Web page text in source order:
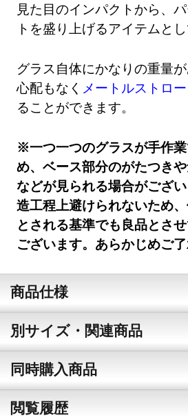
見た目のインパクトから、
トを盛り上げるアイテムとし
グラス自体にかなりの重量
心配もなく メートルストロー
ることができます。
※一つ一つのグラスが手作
め、ベース部分のがたつき
などが見られる場合がござ
造工程上避けられないため
とされる基準でも良品とさ
ございます。あらかじめご了
商品仕様
別サイズ・関連商品
同時購入商品
閲覧履歴